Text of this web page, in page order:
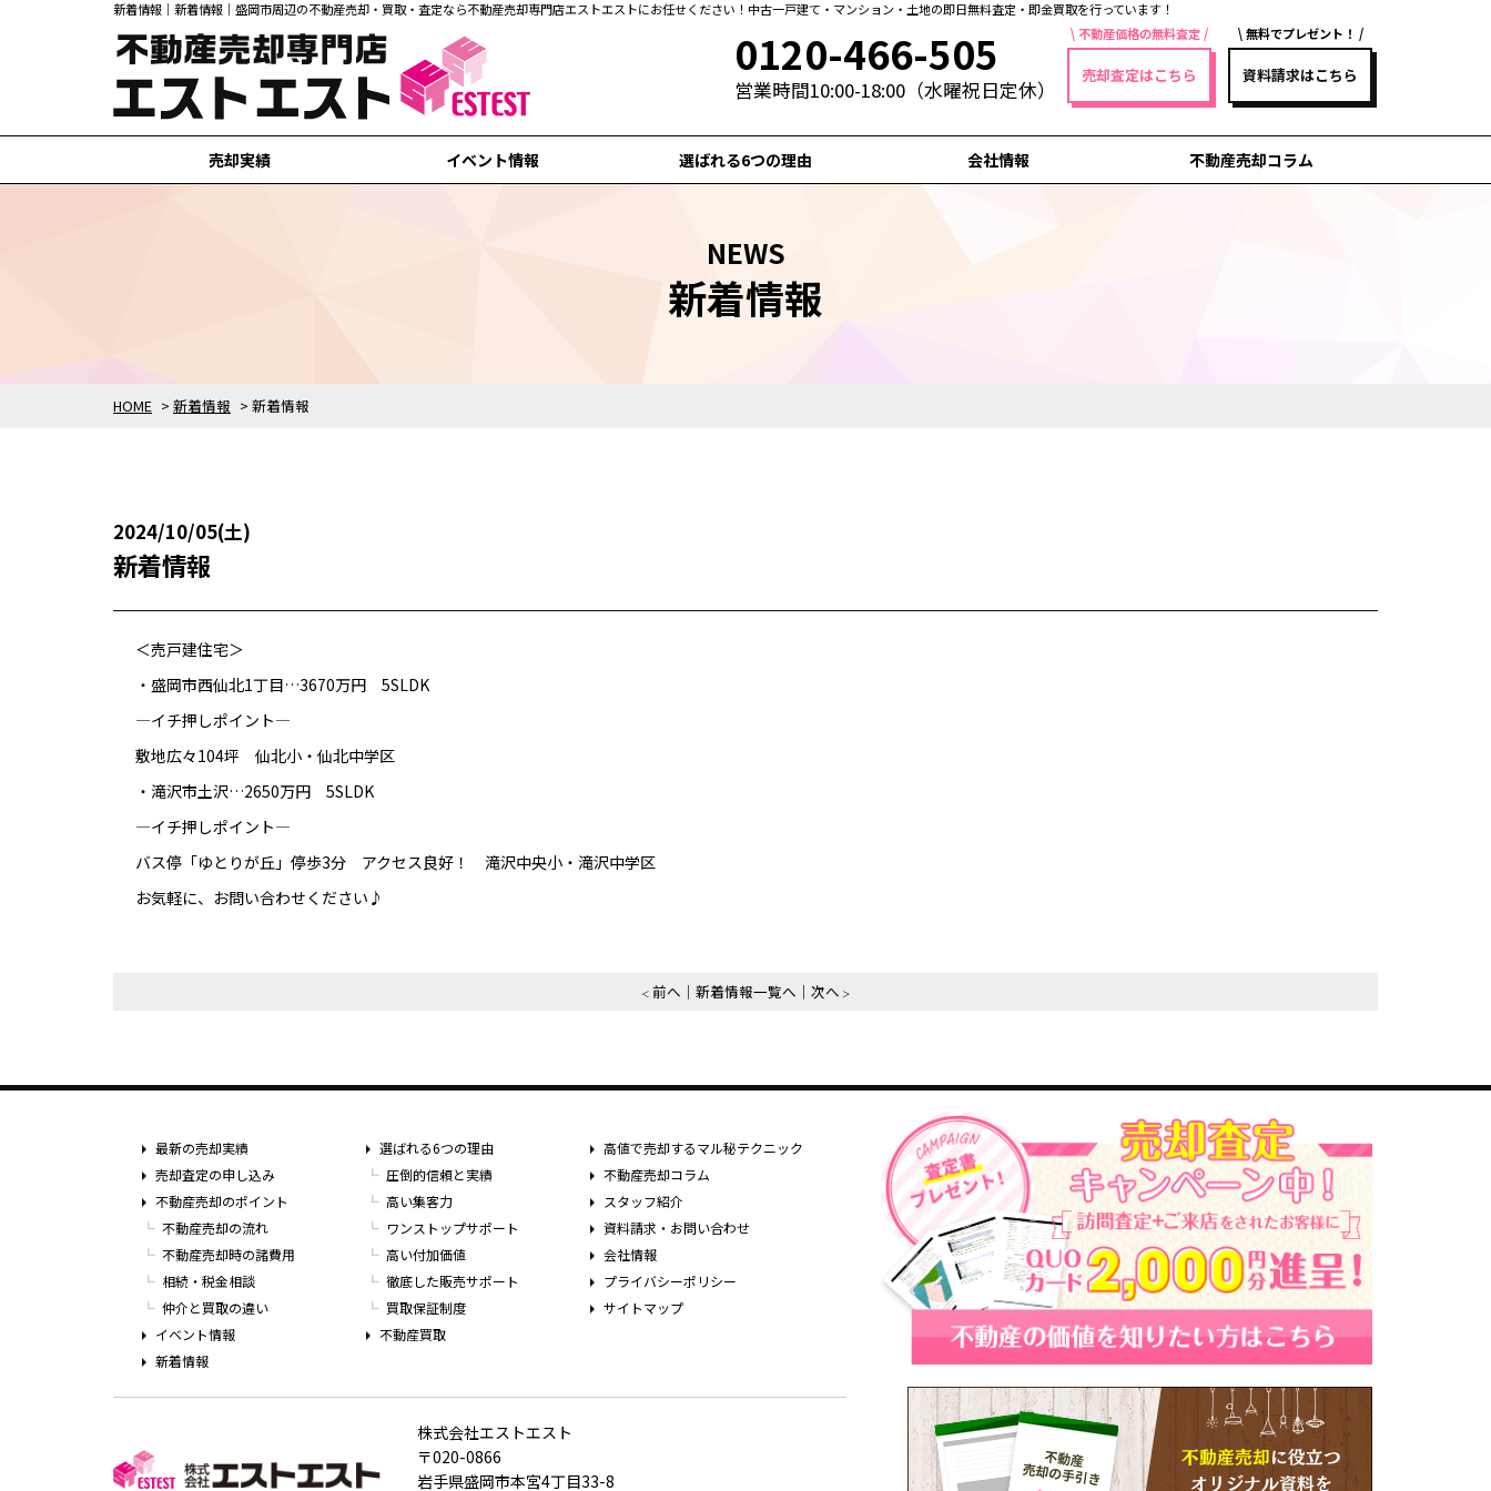
新着情報｜新着情報｜盛岡市周辺の不動産売却・買取・査定なら不動産売却専門店エストエストにお任せください！中古一戸建て・マンション・土地の即日無料査定・即金買取を行っています！
0120-466-505
営業時間10:00-18:00（水曜祝日定休）
不動産価格の無料査定
売却査定はこちら
無料でプレゼント！
資料請求はこちら
売却実績
盛岡市の売却実績
滝沢市の売却実績
矢巾町の売却実績
紫波町の売却実績
花巻市の売却実績
イベント情報 選ばれる6つの理由 会社情報 不動産売却コラム
NEWS
新着情報
HOME > 新着情報 > 新着情報
2024/10/05(土)
新着情報
＜売戸建住宅＞
・盛岡市西仙北1丁目…3670万円 5SLDK
—イチ押しポイント—
敷地広々104坪 仙北小・仙北中学区
・滝沢市土沢…2650万円 5SLDK
—イチ押しポイント—
バス停「ゆとりが丘」停歩3分 アクセス良好！ 滝沢中央小・滝沢中学区
お気軽に、お問い合わせください♪
前へ 新着情報一覧へ 次へ
最新の売却実績
売却査定の申し込み
不動産売却のポイント
不動産売却の流れ
不動産売却時の諸費用
相続・税金相談
仲介と買取の違い
イベント情報
新着情報
選ばれる6つの理由
圧倒的信頼と実績
高い集客力
ワンストップサポート
高い付加価値
徹底した販売サポート
買取保証制度
不動産買取
高値で売却するマル秘テクニック
不動産売却コラム
スタッフ紹介
資料請求・お問い合わせ
会社情報
プライバシーポリシー
サイトマップ
株式会社エストエスト
〒020-0866
岩手県盛岡市本宮4丁目33-8